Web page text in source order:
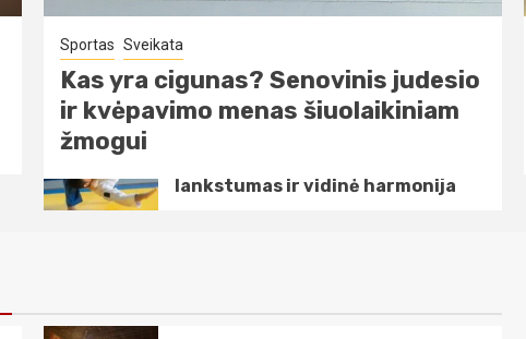
Sportas Sveikata
Tai Chi nauda sveikatai: stresas,
lankstumas ir vidinė harmonija
Sportas
Kas yra cigunas? Senovinis
judesio ir kvėpavimo menas
šiuolaikiniam žmogui
lankstumas ir vidinė harmonija